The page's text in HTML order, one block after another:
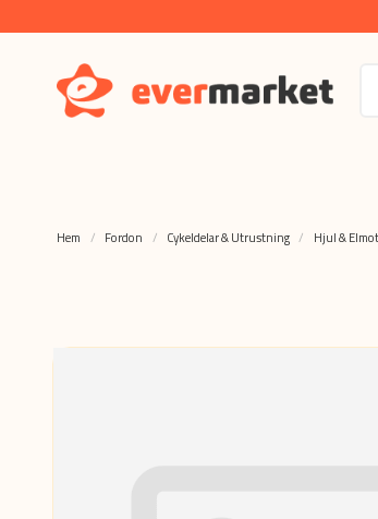
Hem Fordon Cykeldelar & Utrustning Hjul &